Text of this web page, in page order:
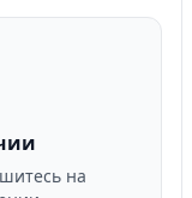
на